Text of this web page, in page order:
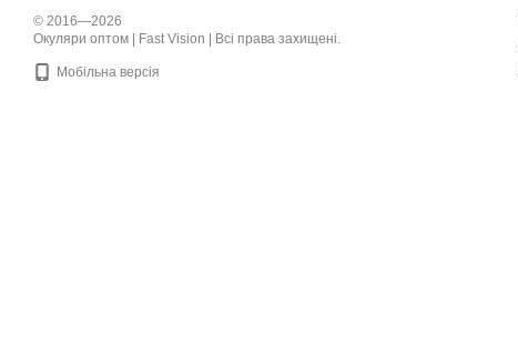
© 2016—2026
Окуляри оптом | Fast Vision | Всі права захищені.
Мобільна версія